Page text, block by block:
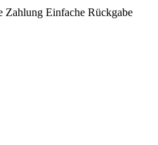
Zahlung Einfache Rückgabe